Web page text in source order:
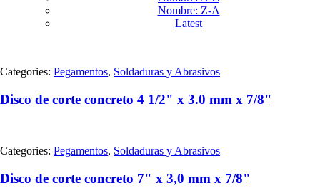
Uncategorized
Diámetro
Grano
Revestimiento
Nombre: Z-A
Latest
Categories: Pegamentos, Soldaduras y Abrasivos
Disco de corte concreto 4 1/2" x 3.0 mm x 7/8"
Categories: Pegamentos, Soldaduras y Abrasivos
Disco de corte concreto 7" x 3,0 mm x 7/8"